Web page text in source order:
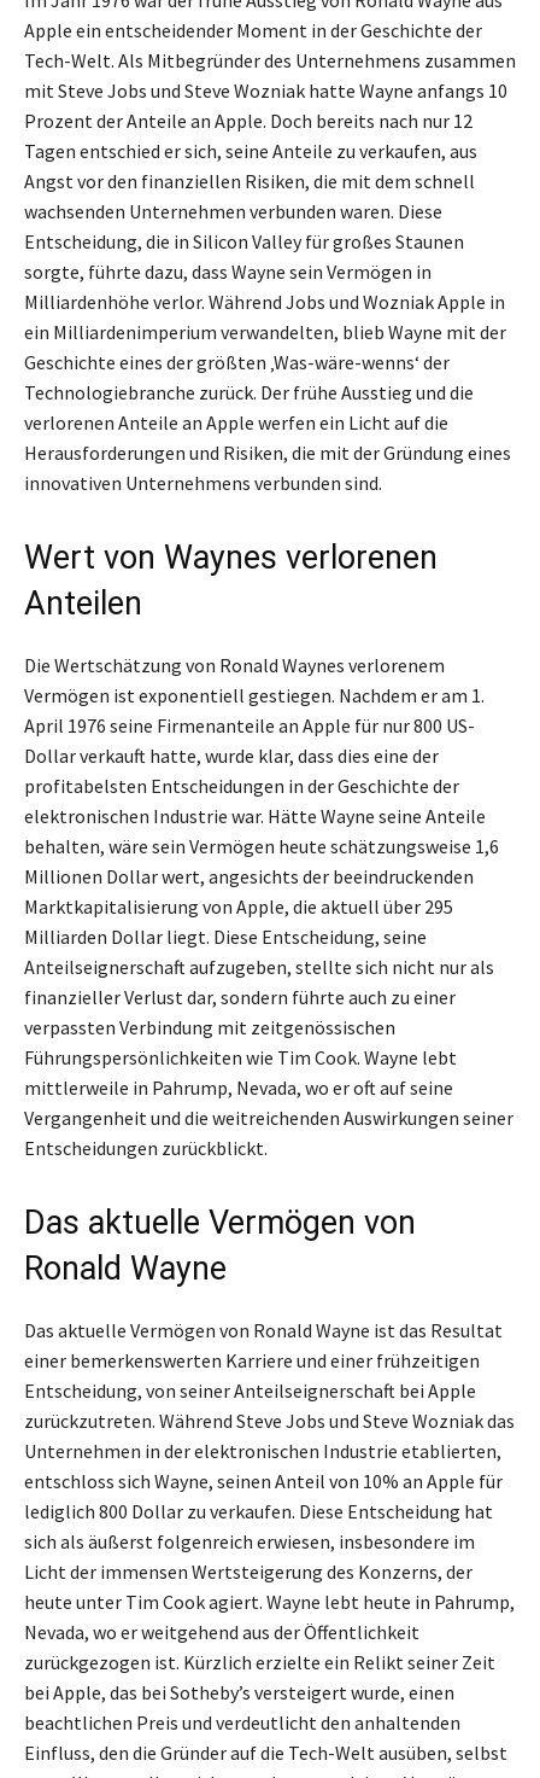
Apple ein entscheidender Moment in der Geschichte der
Tech-Welt. Als Mitbegründer des Unternehmens zusammen
mit Steve Jobs und Steve Wozniak hatte Wayne anfangs 10
Prozent der Anteile an Apple. Doch bereits nach nur 12
Tagen entschied er sich, seine Anteile zu verkaufen, aus
Angst vor den finanziellen Risiken, die mit dem schnell
wachsenden Unternehmen verbunden waren. Diese
Entscheidung, die in Silicon Valley für großes Staunen
sorgte, führte dazu, dass Wayne sein Vermögen in
Milliardenhöhe verlor. Während Jobs und Wozniak Apple in
ein Milliardenimperium verwandelten, blieb Wayne mit der
Geschichte eines der größten ‚Was-wäre-wenns‘ der
Technologiebranche zurück. Der frühe Ausstieg und die
verlorenen Anteile an Apple werfen ein Licht auf die
Herausforderungen und Risiken, die mit der Gründung eines
innovativen Unternehmens verbunden sind.
Wert von Waynes verlorenen
Anteilen
Die Wertschätzung von Ronald Waynes verlorenem
Vermögen ist exponentiell gestiegen. Nachdem er am 1.
April 1976 seine Firmenanteile an Apple für nur 800 US-
Dollar verkauft hatte, wurde klar, dass dies eine der
profitabelsten Entscheidungen in der Geschichte der
elektronischen Industrie war. Hätte Wayne seine Anteile
behalten, wäre sein Vermögen heute schätzungsweise 1,6
Millionen Dollar wert, angesichts der beeindruckenden
Marktkapitalisierung von Apple, die aktuell über 295
Milliarden Dollar liegt. Diese Entscheidung, seine
Anteilseignerschaft aufzugeben, stellte sich nicht nur als
finanzieller Verlust dar, sondern führte auch zu einer
verpassten Verbindung mit zeitgenössischen
Führungspersönlichkeiten wie Tim Cook. Wayne lebt
mittlerweile in Pahrump, Nevada, wo er oft auf seine
Vergangenheit und die weitreichenden Auswirkungen seiner
Entscheidungen zurückblickt.
Das aktuelle Vermögen von
Ronald Wayne
Das aktuelle Vermögen von Ronald Wayne ist das Resultat
einer bemerkenswerten Karriere und einer frühzeitigen
Entscheidung, von seiner Anteilseignerschaft bei Apple
zurückzutreten. Während Steve Jobs und Steve Wozniak das
Unternehmen in der elektronischen Industrie etablierten,
entschloss sich Wayne, seinen Anteil von 10% an Apple für
lediglich 800 Dollar zu verkaufen. Diese Entscheidung hat
sich als äußerst folgenreich erwiesen, insbesondere im
Licht der immensen Wertsteigerung des Konzerns, der
heute unter Tim Cook agiert. Wayne lebt heute in Pahrump,
Nevada, wo er weitgehend aus der Öffentlichkeit
zurückgezogen ist. Kürzlich erzielte ein Relikt seiner Zeit
bei Apple, das bei Sotheby’s versteigert wurde, einen
beachtlichen Preis und verdeutlicht den anhaltenden
Einfluss, den die Gründer auf die Tech-Welt ausüben, selbst